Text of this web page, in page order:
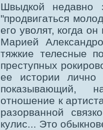
Швыдкой недавно
"продвигаться
его уволят, когда
Марией
тяжкие телесные
преступных
ее истории лично
показывающий,
отношение к
разорванной
кулис... Это